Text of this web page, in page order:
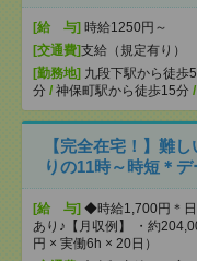
[給 与] 時給1250円～
[交通費]支給（規定有り）
[勤務地] 九段下駅から徒歩
分 / 神保町駅から徒歩15分 /
【完全在宅！】難
りの11時～時短＊
[給 与] ◆時給1,700円＊
あり♪【月収例】 ・約
円 × 実働6h × 20日）